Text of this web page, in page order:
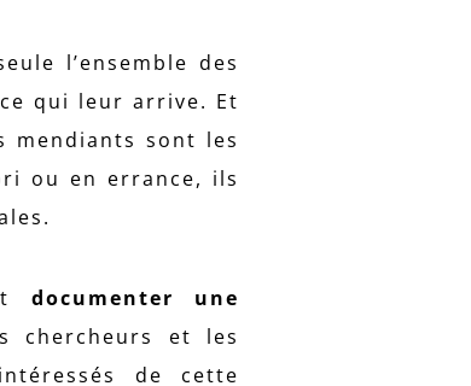
l’ensemble des
qui leur arrive. Et
mendiants sont les
ou en errance, ils
documenter une
chercheurs et les
de cette